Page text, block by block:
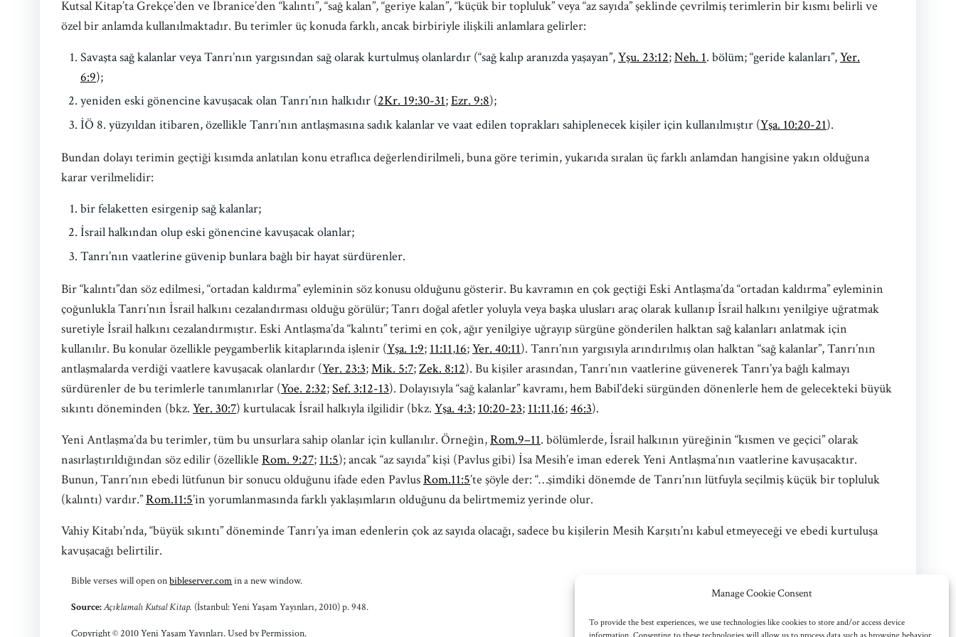
Manage Cookie Consent
To provide the best experiences, we use technologies like cookies to store and/or access device
Kutsal Kitap’ta Grekçe’den ve İbranice’den “kalıntı”, “sağ kalan”, “geriye kalan”, “küçük bir topluluk” veya “az sayıda” şeklinde çevrilmiş terimlerin bir kısmı belirli ve
özel bir anlamda kullanılmaktadır. Bu terimler üç konuda farklı, ancak birbiriyle ilişkili anlamlara gelirler:
Savaşta sağ kalanlar veya Tanrı’nın yargısından sağ olarak kurtulmuş olanlardır (“sağ kalıp aranızda yaşayan”,Yşu. 23:12;Neh. 1. bölüm; “geride kalanları”,Yer.
6:9);
yeniden eski gönencine kavuşacak olan Tanrı’nın halkıdır (2Kr. 19:30-31;Ezr. 9:8);
İÖ 8. yüzyıldan itibaren, özellikle Tanrı’nın antlaşmasına sadık kalanlar ve vaat edilen toprakları sahiplenecek kişiler için kullanılmıştır (Yşa. 10:20-21).
Bundan dolayı terimin geçtiği kısımda anlatılan konu etraflıca değerlendirilmeli, buna göre terimin, yukarıda sıralan üç farklı anlamdan hangisine yakın olduğuna
karar verilmelidir:
bir felaketten esirgenip sağ kalanlar;
İsrail halkından olup eski gönencine kavuşacak olanlar;
Tanrı’nın vaatlerine güvenip bunlara bağlı bir hayat sürdürenler.
Bir “kalıntı”dan söz edilmesi, “ortadan kaldırma” eyleminin söz konusu olduğunu gösterir. Bu kavramın en çok geçtiği Eski Antlaşma’da “ortadan kaldırma” eyleminin
çoğunlukla Tanrı’nın İsrail halkını cezalandırması olduğu görülür; Tanrı doğal afetler yoluyla veya başka ulusları araç olarak kullanıp İsrail halkını yenilgiye uğratmak
suretiyle İsrail halkını cezalandırmıştır. Eski Antlaşma’da “kalıntı” terimi en çok, ağır yenilgiye uğrayıp sürgüne gönderilen halktan sağ kalanları anlatmak için
kullanılır. Bu konular özellikle peygamberlik kitaplarında işlenir (Yşa. 1:9; 11:11,16;Yer. 40:11). Tanrı’nın yargısıyla arındırılmış olan halktan “sağ kalanlar”, Tanrı’nın
antlaşmalarda verdiği vaatlere kavuşacak olanlardır (Yer. 23:3;Mik. 5:7;Zek. 8:12). Bu kişiler arasından, Tanrı’nın vaatlerine güvenerek Tanrı’ya bağlı kalmayı
sürdürenler de bu terimlerle tanımlanırlar (Yoe. 2:32;Sef. 3:12-13). Dolayısıyla “sağ kalanlar” kavramı, hem Babil’deki sürgünden dönenlerle hem de gelecekteki büyük
sıkıntı döneminden (bkz. Yer. 30:7) kurtulacak İsrail halkıyla ilgilidir (bkz. Yşa. 4:3; 10:20-23; 11:11,16;46:3).
Yeni Antlaşma’da bu terimler, tüm bu unsurlara sahip olanlar için kullanılır. Örneğin,Rom.9–11. bölümlerde, İsrail halkının yüreğinin “kısmen ve geçici” olarak
nasırlaştırıldığından söz edilir (özellikle Rom. 9:27; 11:5); ancak “az sayıda” kişi (Pavlus gibi) İsa Mesih’e iman ederek Yeni Antlaşma’nın vaatlerine kavuşacaktır.
Bunun, Tanrı’nın ebedi lütfunun bir sonucu olduğunu ifade eden PavlusRom.11:5’te şöyle der: “…şimdiki dönemde de Tanrı’nın lütfuyla seçilmiş küçük bir topluluk
(kalıntı) vardır.”Rom.11:5’in yorumlanmasında farklı yaklaşımların olduğunu da belirtmemiz yerinde olur.
Vahiy Kitabı’nda, “büyük sıkıntı” döneminde Tanrı’ya iman edenlerin çok az sayıda olacağı, sadece bu kişilerin Mesih Karşıtı’nı kabul etmeyeceği ve ebedi kurtuluşa
kavuşacağı belirtilir.
Bible verses will open onbibleserver.comin a new window.
Source:Açıklamalı Kutsal Kitap. (İstanbul: Yeni Yaşam Yayınları, 2010) p. 948.
Copyright © 2010 Yeni Yaşam Yayınları. Used by Permission.